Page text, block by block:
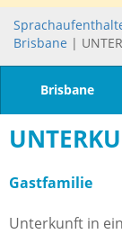
Brisbane |
Brisbane
Gastfamilie
Unterkunft in